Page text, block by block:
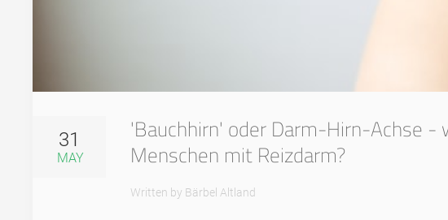
31
MAY
'Bauchhirn' oder Darm-Hirn-Achse
Menschen mit Reizdarm?
Written by Bärbel Altland